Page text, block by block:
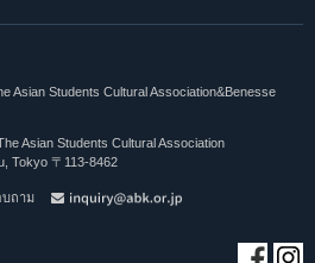
Students Cultural Association&Benesse
Asian Students Cultural Association
Tokyo 〒113-8462
ถาม